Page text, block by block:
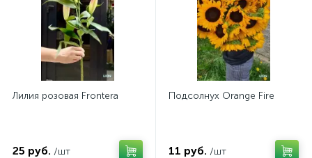
Лилия розовая Frontera
25 руб. /шт
Подсолнух Orange Fire
11 руб. /шт